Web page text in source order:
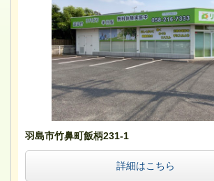
羽島市竹鼻町飯柄231-1
詳細はこちら